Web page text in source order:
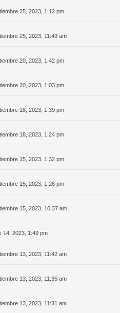
25, 2023, 1:12 pm
25, 2023, 11:49 am
20, 2023, 1:42 pm
20, 2023, 1:03 pm
18, 2023, 1:39 pm
18, 2023, 1:24 pm
15, 2023, 1:32 pm
15, 2023, 1:26 pm
15, 2023, 10:37 am
14, 2023, 1:49 pm
13, 2023, 11:42 am
13, 2023, 11:35 am
13, 2023, 11:31 am